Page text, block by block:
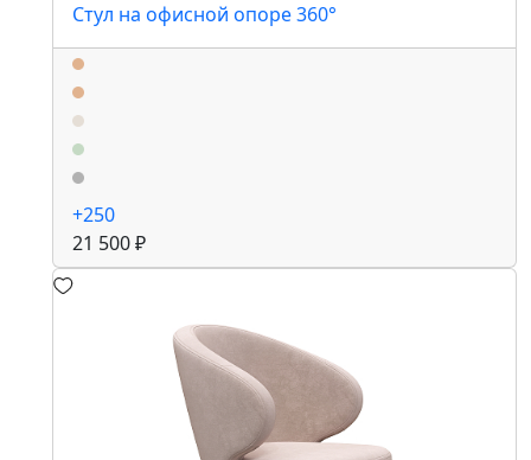
Стул на офисной опоре 360°
+250
21 500 ₽